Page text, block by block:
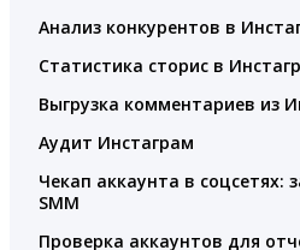
Анализ конкурентов в
Статистика сторис в
Выгрузка комментариев из
Аудит Инстаграм
Чекап аккаунта в соцсетях:
SMM
Проверка аккаунтов для